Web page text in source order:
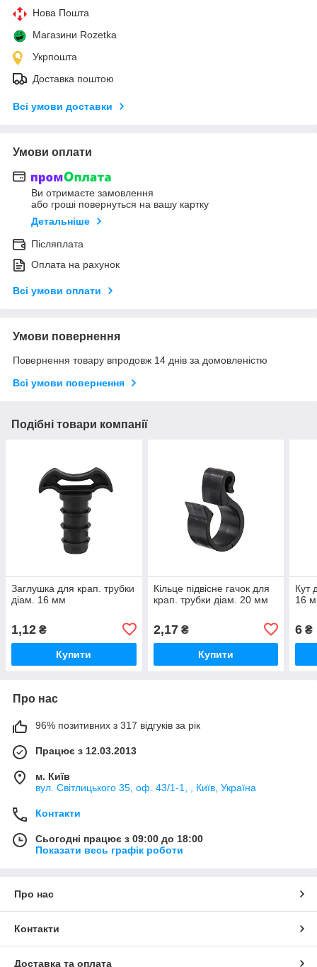
Нова Пошта
Магазини Rozetka
Укрпошта
Доставка поштою
Всі умови доставки
Умови оплати
Ви отримаєте замовлення
або гроші повернуться на вашу картку
Детальніше
Післяплата
Оплата на рахунок
Всі умови оплати
Умови повернення
Повернення товару впродовж 14 днів за домовленістю
Всі умови повернення
Подібні товари компанії
Заглушка для крап. трубки
діам. 16 мм
1,12 ₴
Купити
Кільце підвісне гачок для
крап. трубки діам. 20 мм
2,17₴
Купити
Кут
16
6 ₴
Про нас
96% позитивних з 317 відгуків за рік
Працює з 12.03.2013
м. Київ
вул. Світлицького 35, оф. 43/1-1, , Київ, Україна
Контакти
Сьогодні працює з 09:00 до 18:00
Показати весь графік роботи
Про нас
Контакти
Доставка та оплата